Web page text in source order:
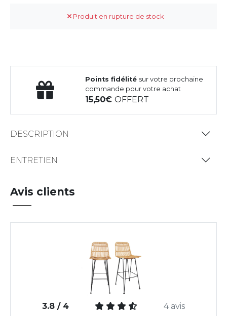
Produit en rupture de stock
Points fidélité sur votre prochaine
commande pour votre achat
15,50OFFERT
DESCRIPTION
ENTRETIEN
Avis clients
3.8 / 4 4 avis